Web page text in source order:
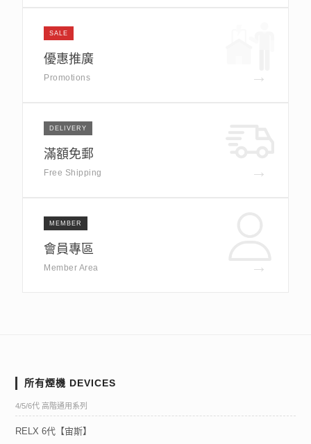
SALE
優惠推廣
Promotions →
DELIVERY
滿額免郵
Free Shipping →
MEMBER
會員專區
Member Area →
所有煙機 DEVICES
4/5/6代 高階通用系列
RELX 6代【宙斯】